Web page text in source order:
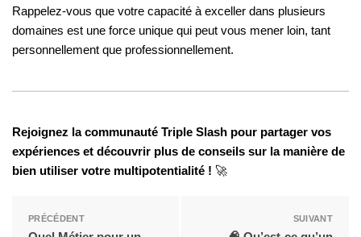
Rappelez-vous que votre capacité à exceller dans plusieurs
domaines est une force unique qui peut vous mener loin, tant
personnellement que professionnellement.
Rejoignez la communauté Triple Slash pour partager vos
expériences et découvrir plus de conseils sur la manière de
bien utiliser votre multipotentialité ! 🚀
PRÉCÉDENT SUIVANT